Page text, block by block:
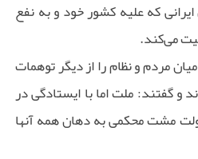
که علیه کشور خود و به نفع
می‌کند.
مردم و نظام را از دیگر توهمات
و گفتند: ملت اما با ایستادگی در
مشت محکمی به دهان همه آنها